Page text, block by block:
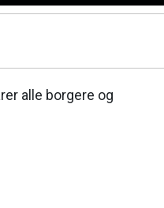
alle borgere og